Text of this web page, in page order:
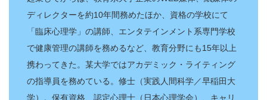
ディレクターを約10年間務めたほか、資格の学校にて
「臨床心理学」の講師、エンタテインメント系専門学校
で健康管理の講師を務めるなど、教育分野にも15年以上
携わってきた。某大学ではアカデミック・ライティング
の指導員を務めている。修士（実践人間科学／早稲田大
学）。保有資格、認定心理士（日本心理学会）、キャリ